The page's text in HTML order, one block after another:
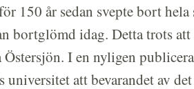
150 år sedan svepte bort
bortglömd idag. Detta trots
Östersjön. I en nyligen
universitet att bevarandet av